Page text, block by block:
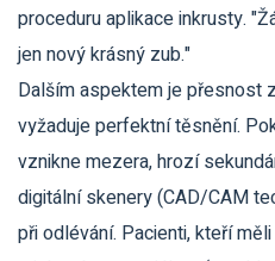
proceduru aplikace inkrusty.
jen nový krásný zub."
Dalším aspektem je přesnost
vyžaduje perfektní těsnění.
vznikne mezera, hrozí
digitální skenery (CAD/CAM
při odlévání. Pacienti, kteří